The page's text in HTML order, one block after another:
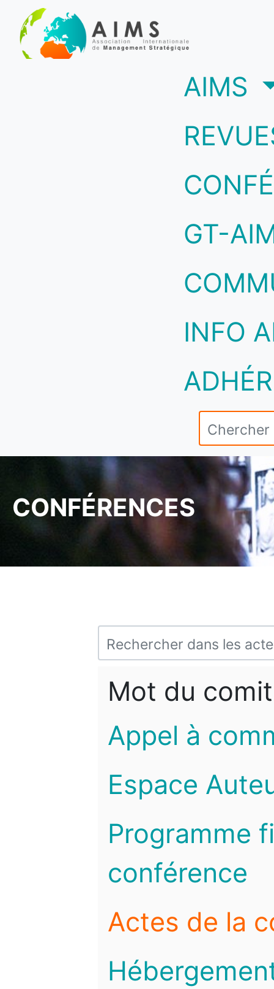
AIMS
GT-
INFO
CONFÉRENCES
Mot du
Appel à
Espace
Programme
conférence
Actes de la